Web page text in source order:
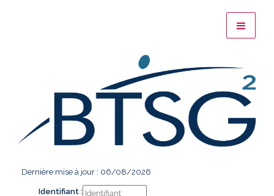
Dernière mise à jour : 06/08/2026
Identifiant :